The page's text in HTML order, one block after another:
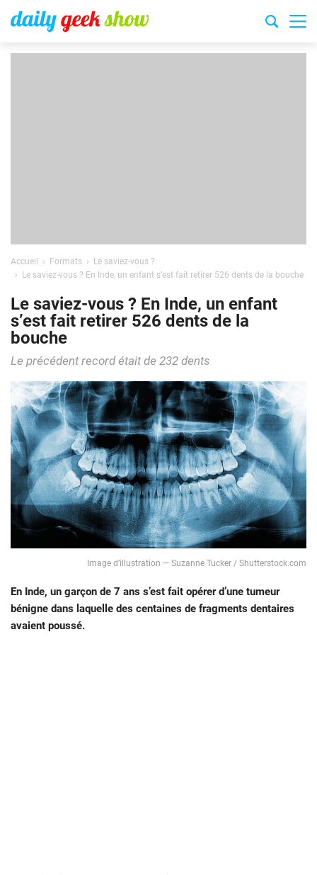
Accueil Formats
Le saviez-vous ?
Le saviez-vous ? En Inde, un enfant s’est fait retirer 526 dents de la bouche
Le saviez-vous ? En Inde, un enfant
s’est fait retirer 526 dents de la
bouche
Le précédent record était de 232 dents
Image d’illustration — Suzanne Tucker / Shutterstock.com
En Inde, un garçon de 7 ans s’est fait opérer d’une tumeur
bénigne dans laquelle des centaines de fragments dentaires
avaient poussé.